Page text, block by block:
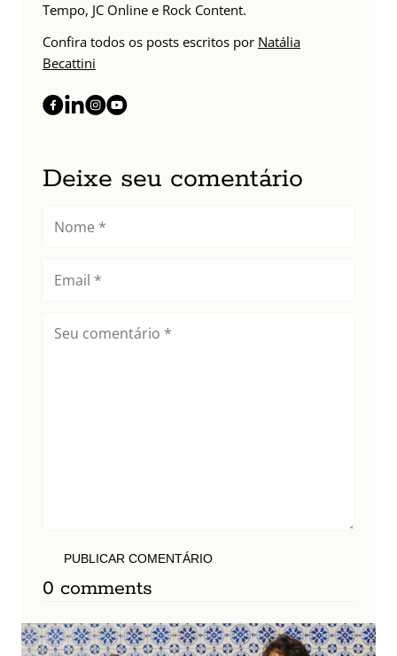
Tempo, JC Online e Rock Content.
Confira todos os posts escritos por Natália
Becattini
Deixe seu comentário
PUBLICAR COMENTÁRIO
0 comments